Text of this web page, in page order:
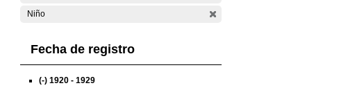
Niño
Fecha de registro
(-) 1920 - 1929